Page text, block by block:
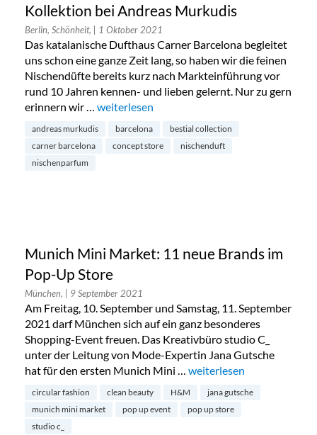
Kollektion bei Andreas Murkudis
Berlin, Schönheit, | 1 Oktober 2021
Das katalanische Dufthaus Carner Barcelona begleitet
uns schon eine ganze Zeit lang, so haben wir die feinen
Nischendüfte bereits kurz nach Markteinführung vor
rund 10 Jahren kennen- und lieben gelernt. Nur zu gern
erinnern wir … „Carner Barcelona lanciert neue Kollektion
weiterlesen
andreas murkudis barcelona
bestial collection
carner barcelona
concept store
nischenduft
nischenparfum
Munich Mini Market: 11 neue Brands im
Pop-Up Store
München, | 9 September 2021
Am Freitag, 10. September und Samstag, 11. September
2021 darf München sich auf ein ganz besonderes
Shopping-Event freuen. Das Kreativbüro studio C_
unter der Leitung von Mode-Expertin Jana Gutsche
hat für den ersten Munich Mini … „Munich Mini Market: 11
weiterlesen
circular fashion clean beauty H&M
jana gutsche
munich mini market
pop up event
pop up store
studio c_